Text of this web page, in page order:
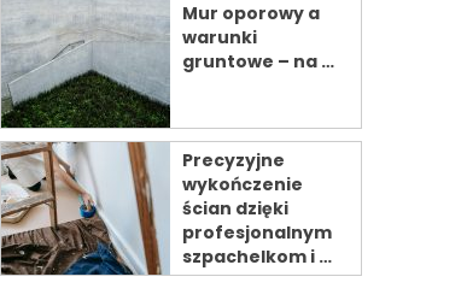
Mur oporowy a
warunki
gruntowe – na …
Precyzyjne
wykończenie
ścian dzięki
profesjonalnym
szpachelkom i …